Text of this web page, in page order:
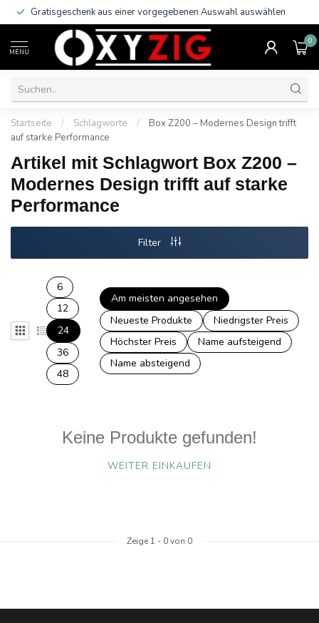
Gratisgeschenk aus einer vorgegebenen Auswahl auswählen
MENU
0
Startseite / Schlagworte /
Box Z200 – Modernes Design trifft
auf starke Performance
Artikel mit Schlagwort Box Z200 –
Modernes Design trifft auf starke
Performance
Filter
6
12
24
36
48
Am meisten angesehen
Neueste Produkte
Niedrigster Preis
Höchster Preis
Name aufsteigend
Name absteigend
Keine Produkte gefunden!
WEITER EINKAUFEN
Zeige 1 - 0von 0